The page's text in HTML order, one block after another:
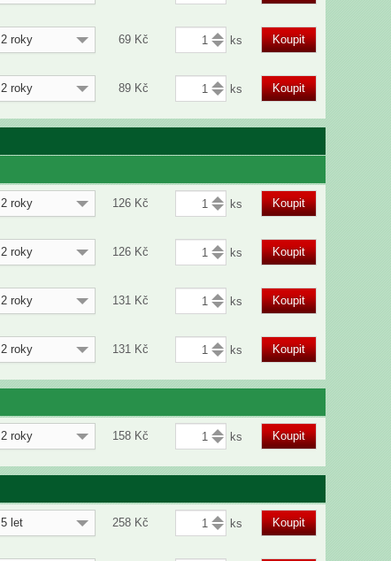
2 roky 69 Kč Koupit
2 roky 89 Kč Koupit
2 roky 126 Kč Koupit
2 roky 126 Kč Koupit
2 roky 131 Kč Koupit
2 roky 131 Kč Koupit
2 roky 158 Kč Koupit
5 let 258 Kč Koupit